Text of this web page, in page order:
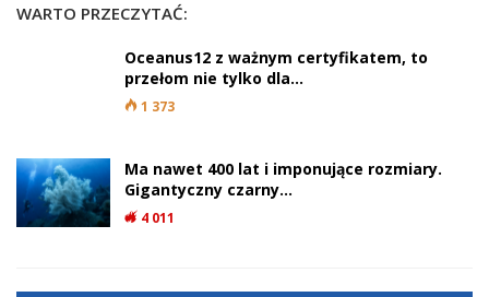
WARTO PRZECZYTAĆ:
Oceanus12 z ważnym certyfikatem, to
przełom nie tylko dla…
1 373
Ma nawet 400 lat i imponujące rozmiary.
Gigantyczny czarny…
4 011